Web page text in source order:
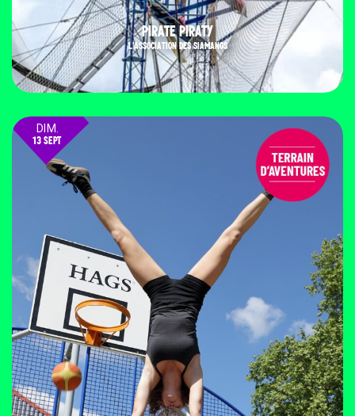
PIRATE PIRATY
L'ASSOCIATION DES SIAMANGS
DIM.
13 SEPT